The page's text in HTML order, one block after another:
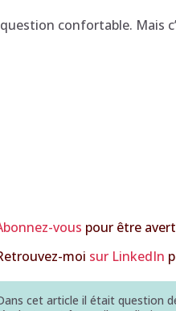
question confortable. Mais
vous pour être
moi sur LinkedIn
cet article il était question